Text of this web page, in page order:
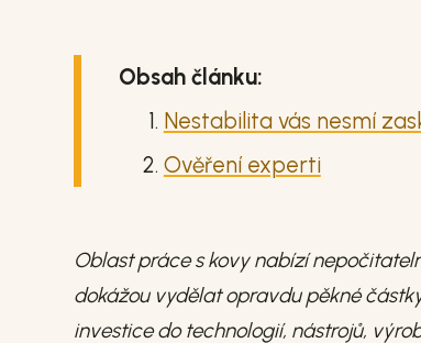
Obsah článku:
Nestabilita vás nesmí
Ověření experti
Oblast práce s kovy nabízí
dokážou vydělat opravdu pěkné
investice do technologií, nástrojů,